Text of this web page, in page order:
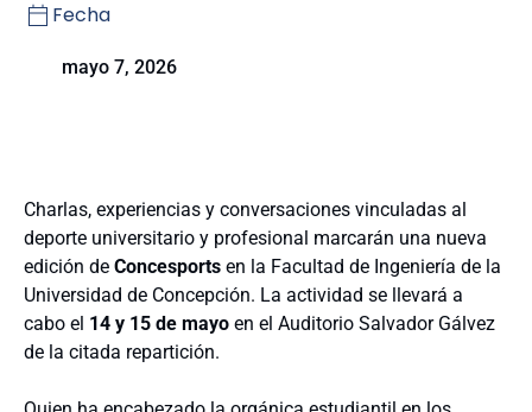
Fecha
mayo 7, 2026
Charlas, experiencias y conversaciones vinculadas al
deporte universitario y profesional marcarán una nueva
edición de Concesports en la Facultad de Ingeniería de la
Universidad de Concepción. La actividad se llevará a
cabo el 14 y 15 de mayo en el Auditorio Salvador Gálvez
de la citada repartición.